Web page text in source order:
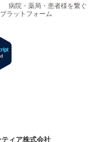
病院・薬局・患者様を繋ぐ
ラットフォーム
ィア株式会社